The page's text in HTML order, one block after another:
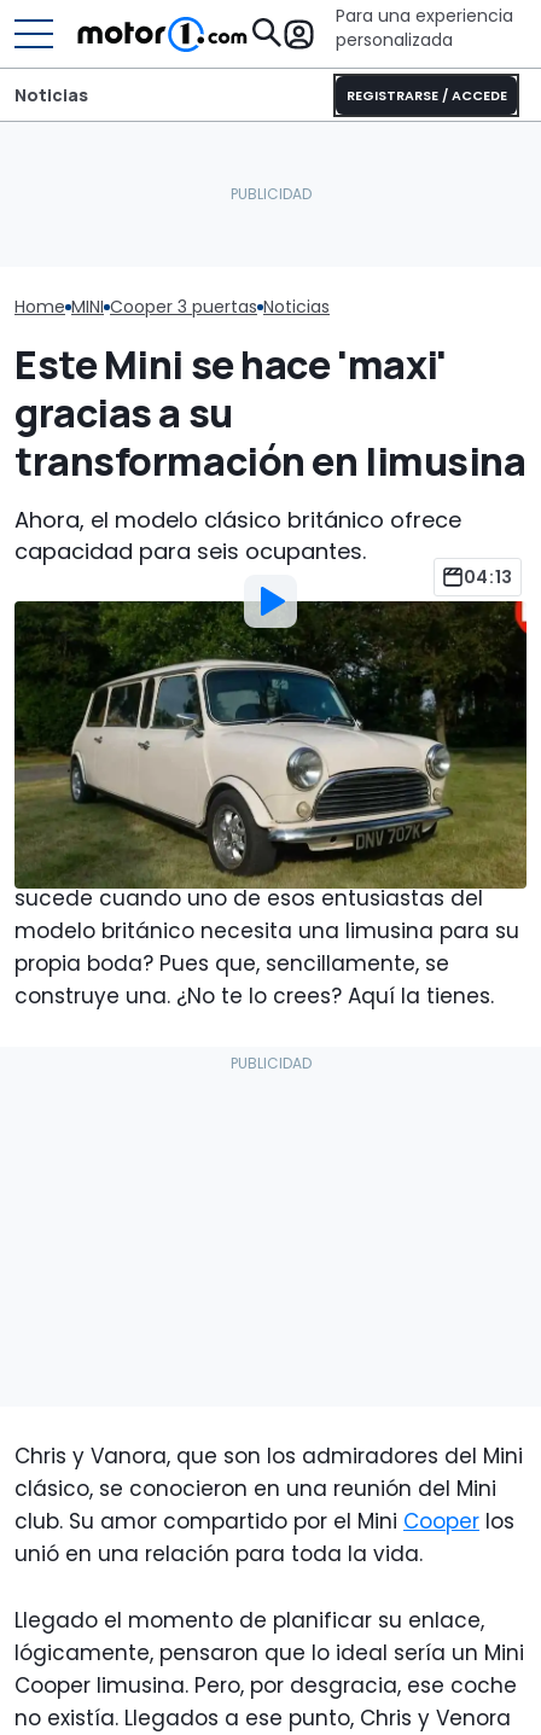
Para una experiencia
personalizada
REGISTRARSE / ACCEDE
Noticias
Home MINI Cooper 3 puertas Noticias
Este Mini se hace 'maxi'
gracias a su
transformación en limusina
Ahora, el modelo clásico británico ofrece
capacidad para seis ocupantes.
04:13
Por:José A. Guzmán
19 Nov 2019a las12:00
Añadir Motor1.com como
fuente preferida en Google
ElMiniCooperclásicoes un vehículo icónico,
con una legión de seguidores. Pero, ¿qué
sucede cuando uno de esos entusiastas del
modelo británico necesita una limusina para su
propia boda? Pues que, sencillamente, se
construye una. ¿No te lo crees? Aquí la tienes.
Chris y Vanora, que son los admiradores del Mini
clásico, se conocieron en una reunión del Mini
club. Su amor compartido por el Mini Cooper los
unió en una relación para toda la vida.
Llegado el momento de planificar su enlace,
lógicamente, pensaron que lo ideal sería un Mini
Cooper limusina. Pero, por desgracia, ese coche
no existía. Llegados a ese punto, Chris y Venora